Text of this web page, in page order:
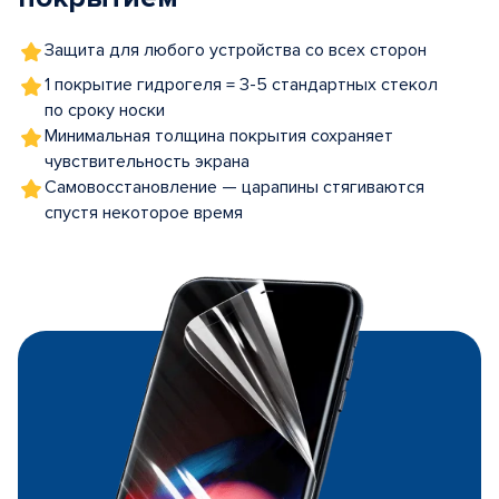
Защита для любого устройства со всех сторон
1 покрытие гидрогеля = 3-5 стандартных стекол
по сроку носки
Минимальная толщина покрытия сохраняет
чувствительность экрана
Самовосстановление — царапины стягиваются
спустя некоторое время